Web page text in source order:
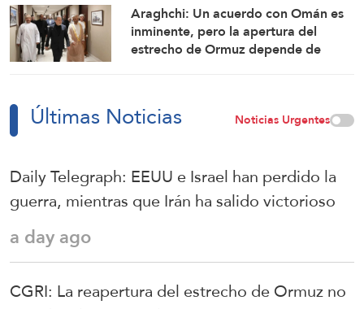
Araghchi: Un acuerdo con Omán es
inminente, pero la apertura del
estrecho de Ormuz depende de
Últimas Noticias Noticias Urgentes
Daily Telegraph: EEUU e Israel han perdido la
guerra, mientras que Irán ha salido victorioso
a day ago
CGRI: La reapertura del estrecho de Ormuz no